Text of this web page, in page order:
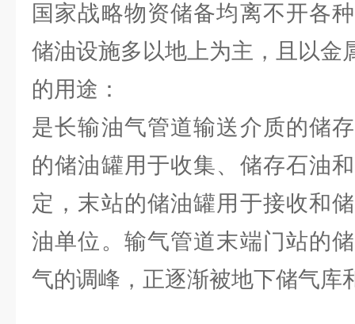
国家战略物资储备均离不开各
储油设施多以地上为主，且以金
的用途：
是长输油气管道输送介质的储
的储油罐用于收集、储存石油
定，末站的储油罐用于接收和
油单位。输气管道末端门站的
气的调峰，正逐渐被地下储气库